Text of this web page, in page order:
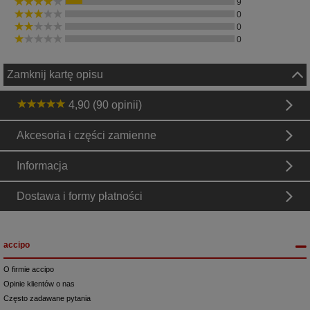
0
0
0
Zamknij kartę opisu
4,90 (90 opinii)
Akcesoria i części zamienne
Informacja
Dostawa i formy płatności
accipo
O firmie accipo
Opinie klientów o nas
Często zadawane pytania